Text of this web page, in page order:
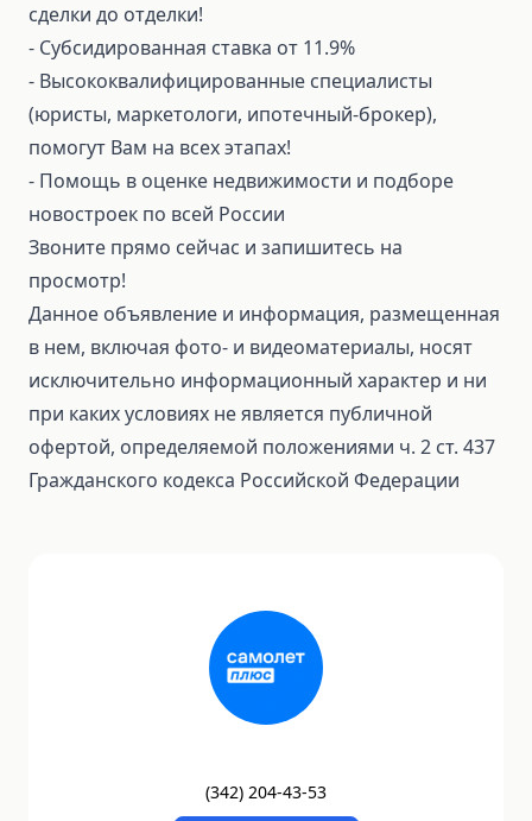
сделки до отделки!
⁃ Субсидированная ставка от 11.9%
⁃ Высококвалифицированные специалисты
(юристы, маркетологи, ипотечный-брокер),
помогут Вам на всех этапах!
⁃ Помощь в оценке недвижимости и подборе
новостроек по всей России
Звоните прямо сейчас и запишитесь на
просмотр!
Данное объявление и информация, размещенная
в нем, включая фото- и видеоматериалы, носят
исключительно информационный характер и ни
при каких условиях не является публичной
офертой, определяемой положениями ч. 2 ст. 437
Гражданского кодекса Российской Федерации
(342) 204-43-53